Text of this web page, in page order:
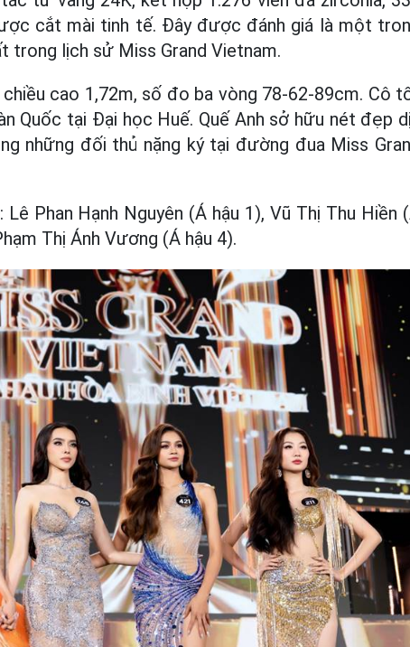
cắt mài tinh tế. Đây được đánh giá là một
trong lịch sử Miss Grand Vietnam.
cao 1,72m, số đo ba vòng 78-62-89cm. Cô
Quốc tại Đại học Huế. Quế Anh sở hữu nét đẹp
những đối thủ nặng ký tại đường đua Miss
Phan Hạnh Nguyên (Á hậu 1), Vũ Thị Thu Hiền
Thị Ánh Vương (Á hậu 4).